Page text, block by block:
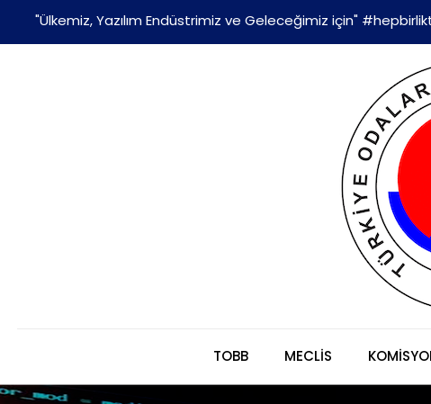
"Ülkemiz, Yazılım Endüstrimiz ve Geleceğimiz için"
TOBB MECLİS